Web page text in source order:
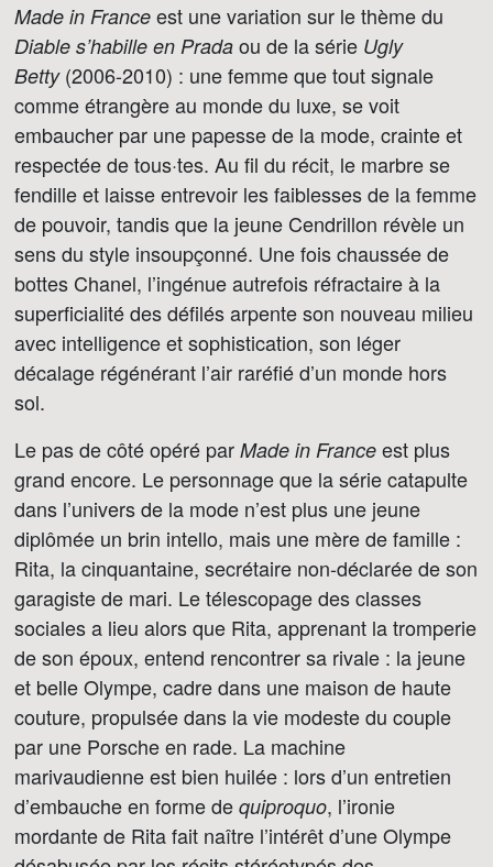
Made in France est une variation sur le thème du
Diable s’habille en Prada ou de la série Ugly
Betty(2006-2010) : une femme que tout signale
comme étrangère au monde du luxe, se voit
embaucher par une papesse de la mode, crainte et
respectée de tous·tes. Au fil du récit, le marbre se
fendille et laisse entrevoir les faiblesses de la femme
de pouvoir, tandis que la jeune Cendrillon révèle un
sens du style insoupçonné. Une fois chaussée de
bottes Chanel, l’ingénue autrefois réfractaire à la
superficialité des défilés arpente son nouveau milieu
avec intelligence et sophistication, son léger
décalage régénérant l’air raréfié d’un monde hors
sol.
Le pas de côté opéré par Made in France est plus
grand encore. Le personnage que la série catapulte
dans l’univers de la mode n’est plus une jeune
diplômée un brin intello, mais une mère de famille :
Rita, la cinquantaine, secrétaire non-déclarée de son
garagiste de mari. Le télescopage des classes
sociales a lieu alors que Rita, apprenant la tromperie
de son époux, entend rencontrer sa rivale : la jeune
et belle Olympe, cadre dans une maison de haute
couture, propulsée dans la vie modeste du couple
par une Porsche en rade. La machine
marivaudienne est bien huilée : lors d’un entretien
d’embauche en forme de quiproquo, l’ironie
mordante de Rita fait naître l’intérêt d’une Olympe